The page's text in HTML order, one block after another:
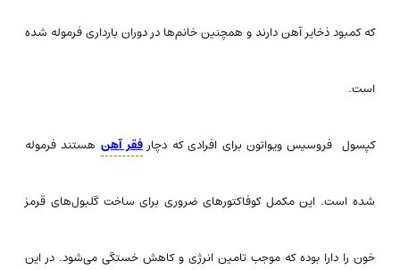
که کمبود ذخایر آهن دارند و همچنین خانم‌ها در دوران بارداری فرموله شده
است.
کپسول فروسیس ویواتون برای افرادی که دچارفقر آهن هستند فرموله
شده است. این مکمل کوفاکتورهای ضروری برای ساخت گلبول‌های قرمز
خون را دارا بوده که موجب تامین انرژی و کاهش خستگی می‌شود. در این